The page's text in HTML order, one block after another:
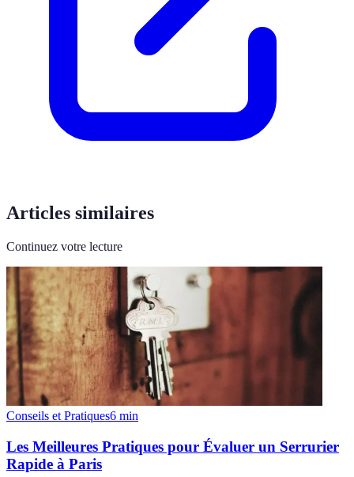
Articles similaires
Continuez votre lecture
Conseils et Pratiques6 min
Les Meilleures Pratiques pour Évaluer un Serrurier
Rapide à Paris